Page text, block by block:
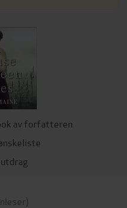
av forfatteren